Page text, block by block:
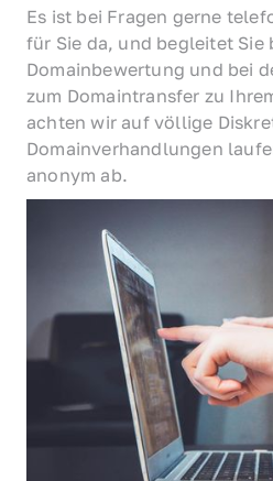
Es ist bei Fragen gerne
für Sie da, und begleitet Sie
Domainbewertung und bei
zum Domaintransfer zu
achten wir auf völlige
Domainverhandlungen
anonym ab.